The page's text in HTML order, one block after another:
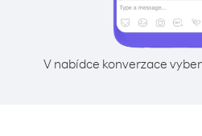
V nabídce konverzace